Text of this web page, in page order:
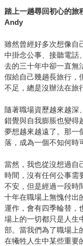
踏上一趟尋回初心的旅
Andy
雖然曾經好多次想像自
中掛念公事、接聽電話
去的三十年中卻一直無
假給自己幾趟長旅行，
不足，總是沒辦法在旅
隨著職場資歷越來越深
錯覺與自我膨脹也變得
夢想越來越遠了。那一
落，成為一個不知何時
當然，我也從沒想過自
時間，沒有任何公事需
不安，但是經過一段時
十年在職場上無愧付出
運作，會有四季輪替，
場上的一切都只是人生
部。當我們為了職場上
在犧牲人生中某些重要